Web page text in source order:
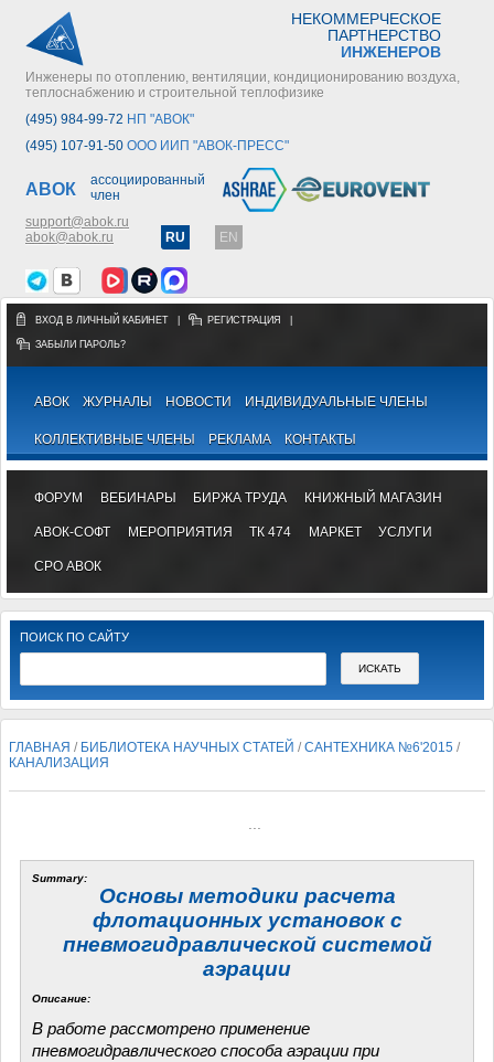
НЕКОММЕРЧЕСКОЕ
ПАРТНЕРСТВО
ИНЖЕНЕРОВ
Инженеры по отоплению, вентиляции, кондиционированию воздуха,
теплоснабжению и строительной теплофизике
(495) 984-99-72 НП "АВОК"
(495) 107-91-50 ООО ИИП "АВОК-ПРЕСС"
АВОК
ассоциированный
член
support@abok.ru
abok@abok.ru
RU EN
ВХОД В ЛИЧНЫЙ КАБИНЕТ РЕГИСТРАЦИЯ
ЗАБЫЛИ ПАРОЛЬ?
АВОК ЖУРНАЛЫ НОВОСТИ ИНДИВИДУАЛЬНЫЕ ЧЛЕНЫ
КОЛЛЕКТИВНЫЕ ЧЛЕНЫ РЕКЛАМА КОНТАКТЫ
ФОРУМ ВЕБИНАРЫ БИРЖА ТРУДА КНИЖНЫЙ МАГАЗИН
АВОК-СОФТ МЕРОПРИЯТИЯ ТК 474 МАРКЕТ УСЛУГИ
СРО АВОК
ПОИСК ПО САЙТУ
ГЛАВНАЯ / БИБЛИОТЕКА НАУЧНЫХ СТАТЕЙ /САНТЕХНИКА №6'2015 /
КАНАЛИЗАЦИЯ
Summary:
Основы методики расчета
флотационных установок с
пневмогидравлической системой
аэрации
Описание:
В работе рассмотрено применение
пневмогидравлического способа аэрации при